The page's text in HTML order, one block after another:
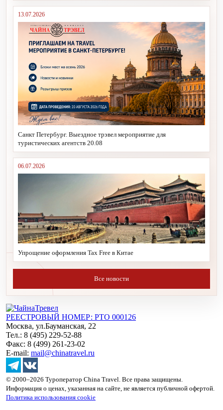
13.07.2026
Санкт Петербург. Выездное трэвел мероприятие для
туристических агентств 20.08
06.07.2026
Упрощение оформления Tax Free в Китае
Все новости
РЕЕСТРОВЫЙ НОМЕР: РТО 000126
Москва, ул.Бауманская, 22
Тел.: 8 (495) 229-52-88
Факс: 8 (499) 261-23-02
E-mail: mail@chinatravel.ru
© 2000–2026 Туроператор China Travel. Все права защищены.
Информация о ценах, указанная на сайте, не является публичной офертой.
Политика использования cookie